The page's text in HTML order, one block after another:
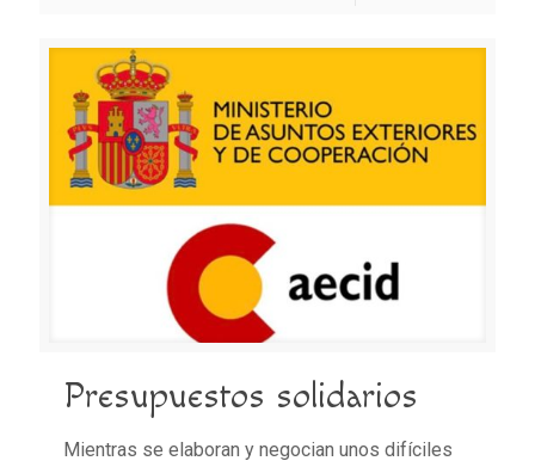
Presupuestos solidarios
Mientras se elaboran y negocian unos difíciles